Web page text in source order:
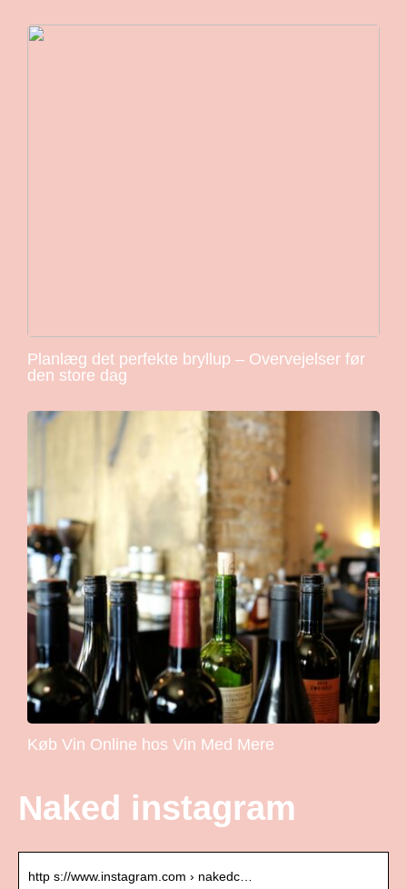
Planlæg det perfekte bryllup – Overvejelser før
den store dag
Køb Vin Online hos Vin Med Mere
Naked instagram
http s://www.instagram.com › nakedc…